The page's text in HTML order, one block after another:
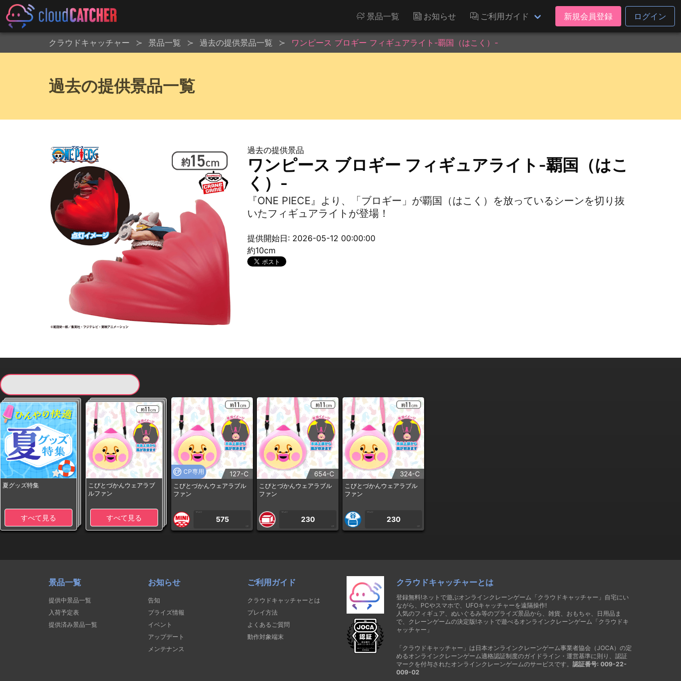
景品一覧 お知らせ ご利用ガイド 新規会員登録 ログイン
クラウドキャッチャー 景品一覧 過去の提供景品一覧 ワンピース ブロギー フィギュアライト-覇国（はこく）-
過去の提供景品一覧
過去の提供景品
ワンピース ブロギー フィギュアライト-覇国（はこ
く）-
『ONE PIECE』より、「ブロギー」が覇国（はこく）を放っているシーンを切り抜
いたフィギュアライトが登場！
提供開始日: 2026-05-12 00:00:00
約10cm
夏グッズ特集
すべて見る
こびとづかんウェアラブ
ルファン
すべて見る
CP専用 127-C
こびとづかんウェアラブル
ファン
1PLAY
575
CP
654-C
こびとづかんウェアラブル
ファン
1PLAY
230
CP
324-C
こびとづかんウェアラブル
ファン
1PLAY
230
CP
景品一覧
提供中景品一覧
入荷予定表
提供済み景品一覧
お知らせ
告知
プライズ情報
イベント
アップデート
メンテナンス
ご利用ガイド
クラウドキャッチャーとは
プレイ方法
よくあるご質問
動作対象端末
クラウドキャッチャーとは
登録無料!ネットで遊ぶオンラインクレーンゲーム「クラウドキャッチャー」自宅にい
ながら、PCやスマホで、UFOキャッチャーを遠隔操作!
人気のフィギュア、ぬいぐるみ等のプライズ景品から、雑貨、おもちゃ、日用品ま
で、クレーンゲームの決定版!ネットで遊べるオンラインクレーンゲーム「クラウドキ
ャッチャー」
「クラウドキャッチャー」は日本オンラインクレーンゲーム事業者協会（JOCA）の定
めるオンラインクレーンゲーム適格認証制度のガイドライン・運営基準に則り、認証
マークを付与されたオンラインクレーンゲームのサービスです。 認証番号: 009-22-
009-02